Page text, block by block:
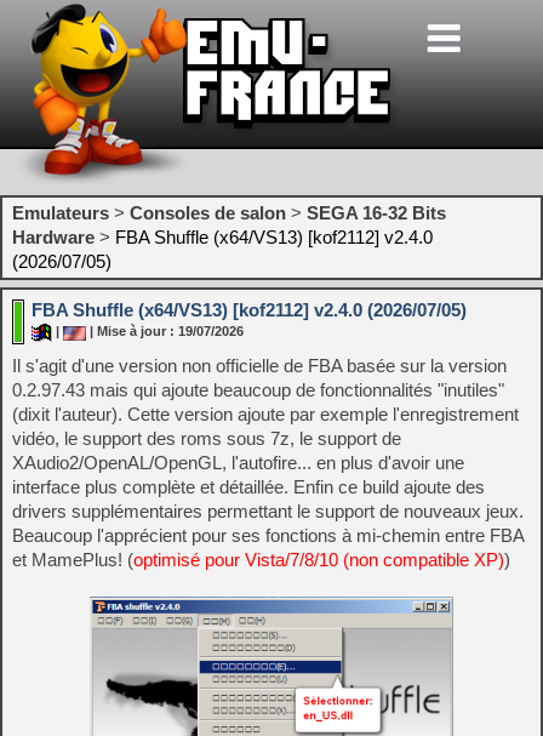
Emulateurs > Consoles de salon > SEGA 16-32 Bits
Hardware > FBA Shuffle (x64/VS13) [kof2112] v2.4.0
(2026/07/05)
FBA Shuffle (x64/VS13) [kof2112] v2.4.0 (2026/07/05)
| Mise à jour : 19/07/2026
Il s'agit d'une version non officielle de FBA basée sur la version
0.2.97.43 mais qui ajoute beaucoup de fonctionnalités "inutiles"
(dixit l'auteur). Cette version ajoute par exemple l'enregistrement
vidéo, le support des roms sous 7z, le support de
XAudio2/OpenAL/OpenGL, l'autofire... en plus d'avoir une
interface plus complète et détaillée. Enfin ce build ajoute des
drivers supplémentaires permettant le support de nouveaux jeux.
Beaucoup l'apprécient pour ses fonctions à mi-chemin entre FBA
et MamePlus! (optimisé pour Vista/7/8/10 (non compatible XP))